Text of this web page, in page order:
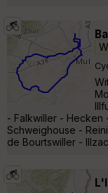
- Falkwiller - Hecken
Schweighouse -
de Bourtswiller -